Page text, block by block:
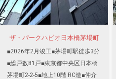
ザ・パークハビオ日本橋茅場町
■2026年2月竣工■茅場町駅徒歩3分
■総戸数81戸■東京都中央区日本橋
茅場町2-2-5■地上10階 RC造■仲介